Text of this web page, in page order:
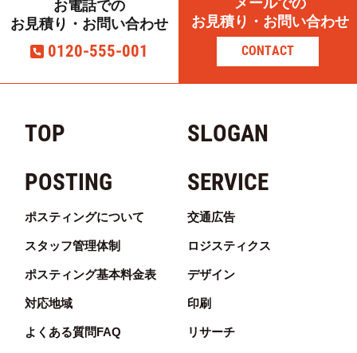
お電話での
お見積り・お問い合わせ
0120-555-001
メールでの
お見積り・お問い合わせ
CONTACT
TOP
SLOGAN
POSTING
ポスティングについて
スタッフ管理体制
ポスティング基本料金表
対応地域
よくある質問FAQ
SERVICE
交通広告
ロジスティクス
デザイン
印刷
リサーチ